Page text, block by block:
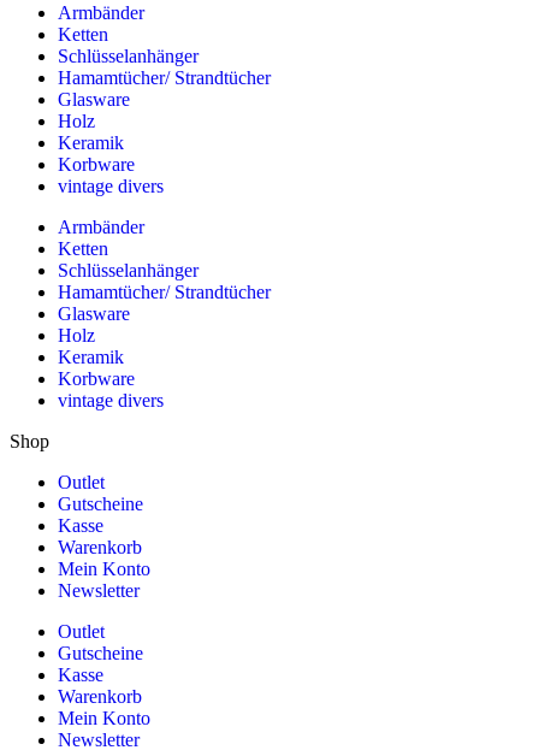
Armbänder
Ketten
Schlüsselanhänger
Hamamtücher/ Strandtücher
Glasware
Holz
Keramik
Korbware
vintage divers
Armbänder
Ketten
Schlüsselanhänger
Hamamtücher/ Strandtücher
Glasware
Holz
Keramik
Korbware
vintage divers
Shop
Outlet
Gutscheine
Kasse
Warenkorb
Mein Konto
Newsletter
Outlet
Gutscheine
Kasse
Warenkorb
Mein Konto
Newsletter